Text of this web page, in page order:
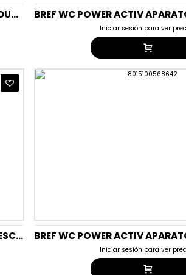
BREF WC POWER ACTIV APARATO(BOLAS) DUPLO LAVANDA
Iniciar sesión para ver
BREF WC POWER ACTIV APARATO(BOLAS) ESCAPES HAWAII
Iniciar sesión para ver